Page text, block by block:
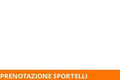
PRENOTAZIONE SPORTELLI